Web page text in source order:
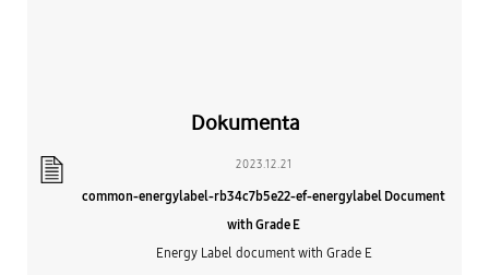
Dokumenta
2023.12.21
common-energylabel-rb34c7b5e22-ef-energylabel Document
with Grade E
Energy Label document with Grade E